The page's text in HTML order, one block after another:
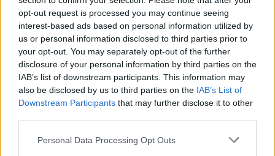
opt-out request is processed you may continue seeing
interest-based ads based on personal information utilized by
us or personal information disclosed to third parties prior to
your opt-out. You may separately opt-out of the further
disclosure of your personal information by third parties on the
IAB’s list of downstream participants. This information may
also be disclosed by us to third parties on the IAB’s List of
Downstream Participants that may further disclose it to other
Personal Data Processing Opt Outs
numero di
usi
doppio del colpo da
te subito
Judo
Il danno
varia col
numero di
usi
– 8100
Il danno
varia col
numero di